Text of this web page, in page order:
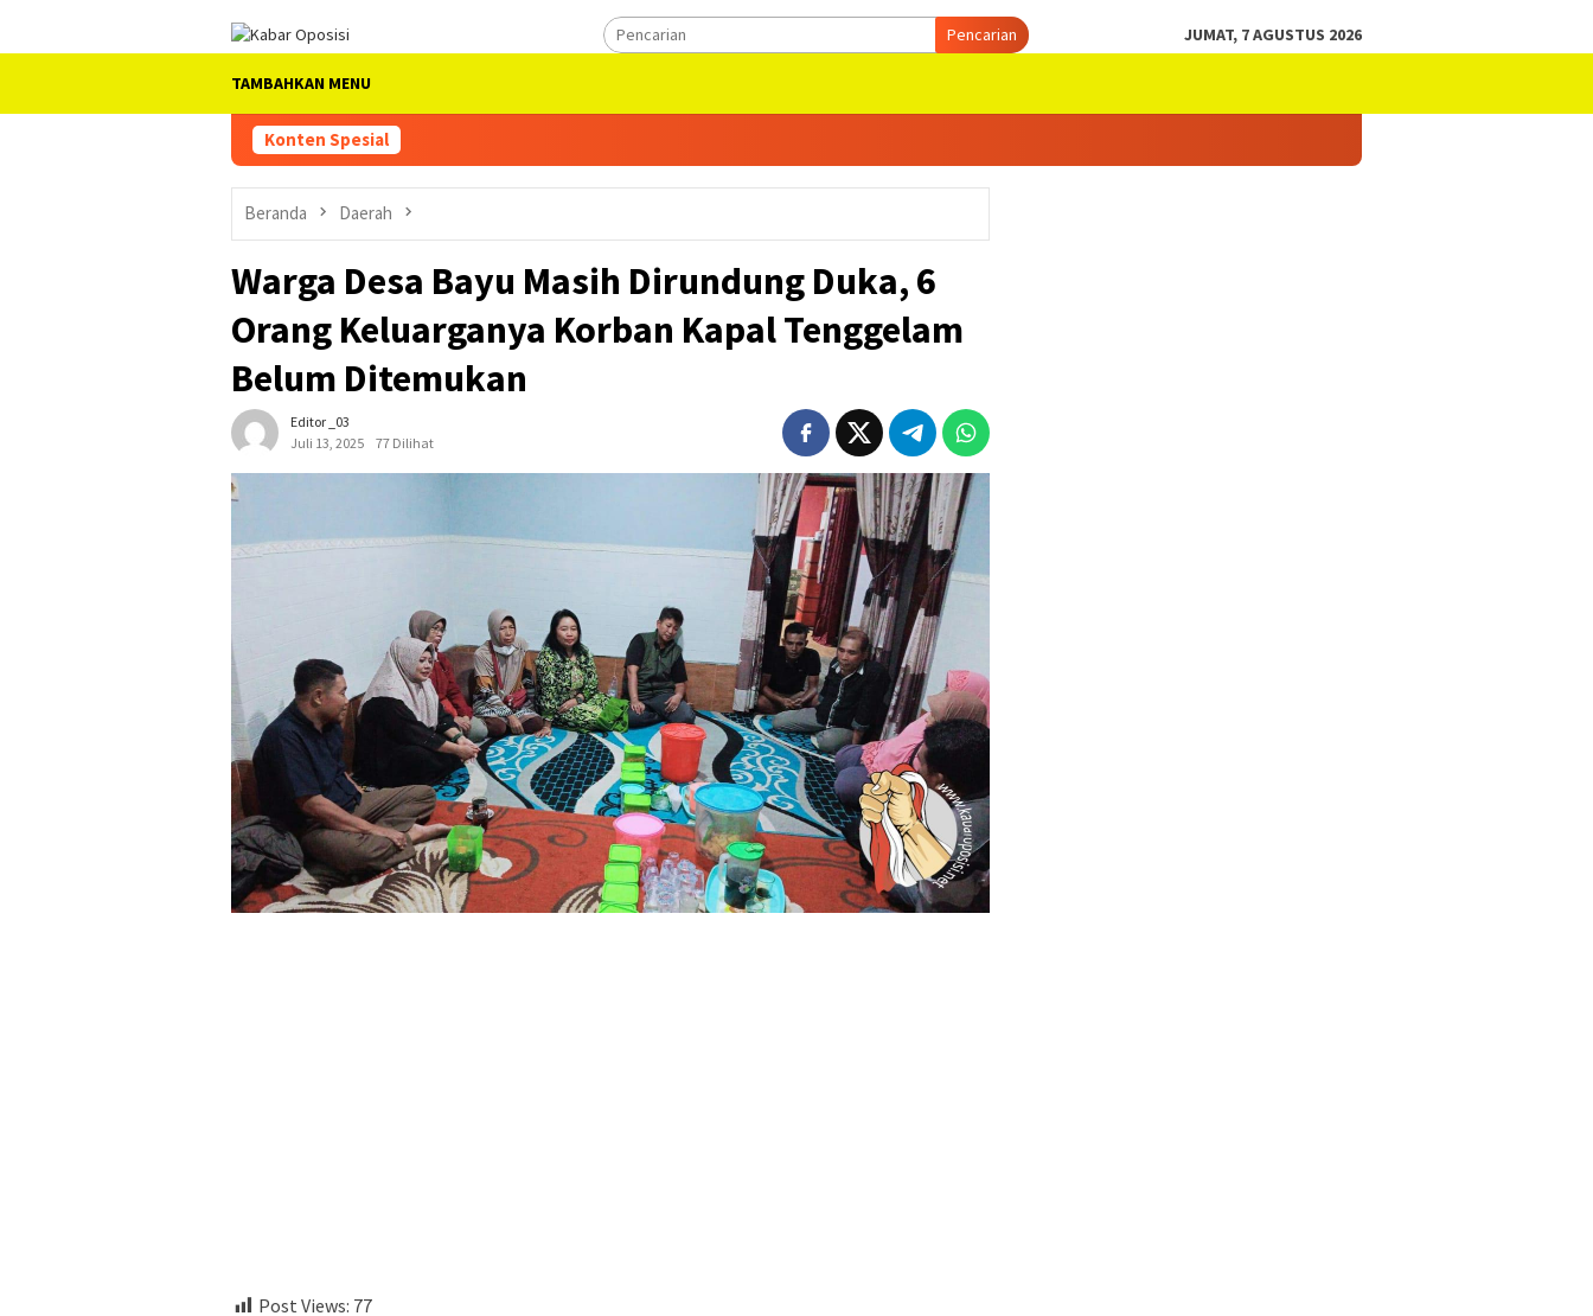
Pencarian JUMAT, 7 AGUSTUS 2026
TAMBAHKAN MENU
Konten Spesial
Beranda Daerah
Warga Desa Bayu Masih Dirundung Duka, 6
Orang Keluarganya Korban Kapal Tenggelam
Belum Ditemukan
Editor _03
Juli 13, 2025
77 Dilihat
Post Views: 77